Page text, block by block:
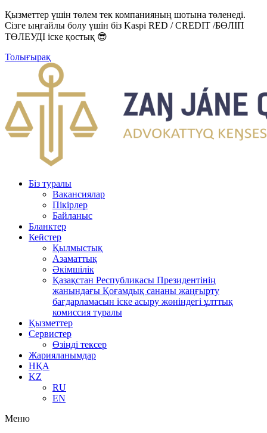
Қызметтер үшін төлем тек компанияның шотына төленеді.
Сізге ыңғайлы болу үшін біз Kaspi RED / CREDIT /БӨЛІП
ТӨЛЕУДІ іске қостық 😎
Толығырақ
Біз туралы
Вакансиялар
Пікірлер
Байланыс
Бланктер
Кейстер
Қылмыстық
Азаматтық
Әкімшілік
Қазақстан Республикасы Президентінің
жанындағы Қоғамдық сананы жаңғырту
бағдарламасын іске асыру жөніндегі ұлттық
комиссия туралы
Қызметтер
Сервистер
Өзіңді тексер
Жарияланымдар
НҚА
KZ
RU
EN
Меню